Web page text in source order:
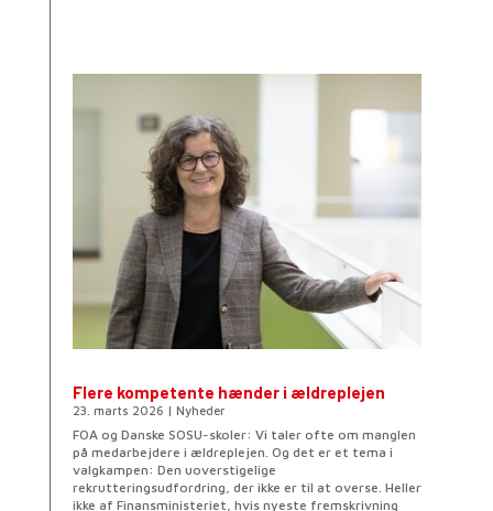
Flere kompetente hænder i ældreplejen
23. marts 2026 | Nyheder
FOA og Danske SOSU-skoler: Vi taler ofte om manglen
på medarbejdere i ældreplejen. Og det er et tema i
valgkampen: Den uoverstigelige
rekrutteringsudfordring, der ikke er til at overse. Heller
ikke af Finansministeriet, hvis nyeste fremskrivning